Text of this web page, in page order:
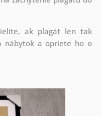
ak plagát len tak
nábytok a opriete ho o